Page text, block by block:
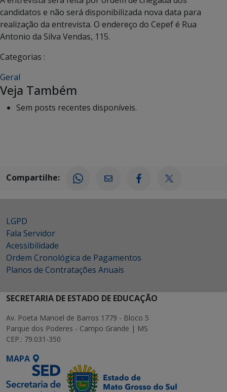
candidatos e não será disponibilizada nova data para
realização da entrevista. O endereço do Cepef é Rua
Antonio da Silva Vendas, 115.
Categorias :
Geral
Veja Também
Sem posts recentes disponíveis.
Compartilhe:
LGPD
Fala Servidor
Acessibilidade
Ordem Cronológica de Pagamentos
Planos de Contratações Anuais
SECRETARIA DE ESTADO DE EDUCAÇÃO
Av. Poeta Manoel de Barros 1779 - Bloco 5
Parque dos Poderes - Campo Grande | MS
CEP.: 79.031-350
MAPA